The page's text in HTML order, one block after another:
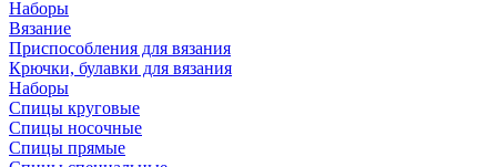
Наборы
Вязание
Приспособления для вязания
Крючки, булавки для вязания
Наборы
Спицы круговые
Спицы носочные
Спицы прямые